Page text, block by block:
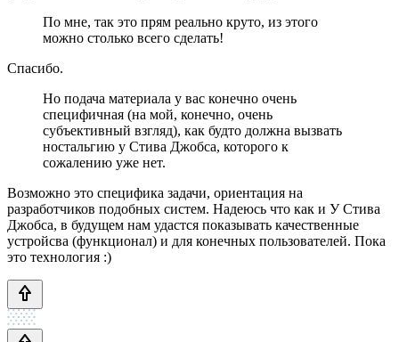
По мне, так это прям реально круто, из этого
можно столько всего сделать!
Спасибо.
Но подача материала у вас конечно очень
специфичная (на мой, конечно, очень
субъективный взгляд), как будто должна вызвать
ностальгию у Стива Джобса, которого к
сожалению уже нет.
Возможно это специфика задачи, ориентация на
разработчиков подобных систем. Надеюсь что как и У Стива
Джобса, в будущем нам удастся показывать качественные
устройсва (функционал) и для конечных пользователей. Пока
это технология :)